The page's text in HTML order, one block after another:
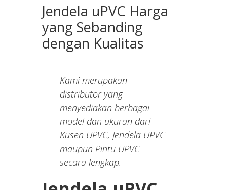
Jendela uPVC Harga
yang Sebanding
dengan Kualitas
Kami merupakan
distributor yang
menyediakan berbagai
model dan ukuran dari
Kusen UPVC, Jendela UPVC
maupun Pintu UPVC
secara lengkap.